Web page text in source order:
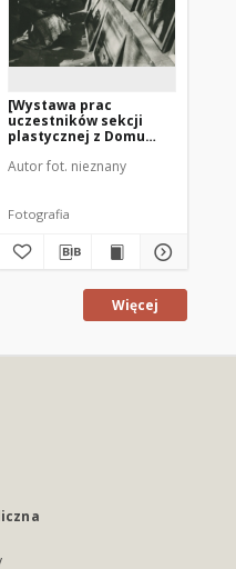
[Wystawa prac
uczestników sekcji
plastycznej z Domu
Autor fot. nieznany
Fotografia
Więcej